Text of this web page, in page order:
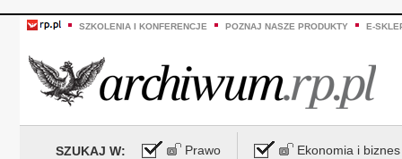
SZKOLENIA I KONFERENCJE POZNAJ NASZE PRODUKTY E-
SZUKAJ W: Prawo Ekonomia i biznes